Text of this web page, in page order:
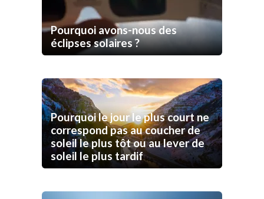
Pourquoi avons-nous des
éclipses solaires ?
Pourquoi le jour le plus court ne
correspond pas au coucher de
soleil le plus tôt ou au lever de
soleil le plus tardif